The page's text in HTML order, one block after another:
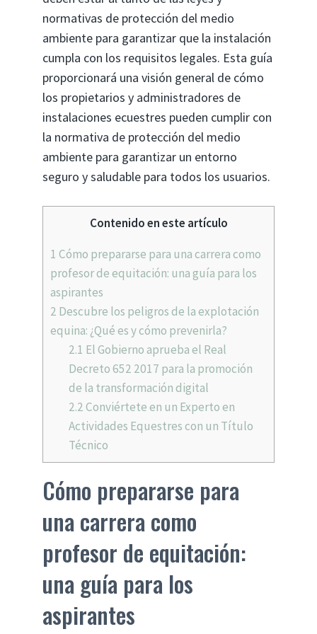
normativas de protección del medio
ambiente para garantizar que la instalación
cumpla con los requisitos legales. Esta guía
proporcionará una visión general de cómo
los propietarios y administradores de
instalaciones ecuestres pueden cumplir con
la normativa de protección del medio
ambiente para garantizar un entorno
seguro y saludable para todos los usuarios.
Contenido en este artículo
1 Cómo prepararse para una carrera como
profesor de equitación: una guía para los
aspirantes
2 Descubre los peligros de la explotación
equina: ¿Qué es y cómo prevenirla?
2.1 El Gobierno aprueba el Real
Decreto 652 2017 para la promoción
de la transformación digital
2.2Conviértete en un Experto en
Actividades Equestres con un Título
Técnico
Cómo prepararse para
una carrera como
profesor de equitación:
una guía para los
aspirantes